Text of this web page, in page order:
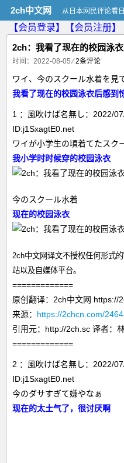
2ch中文网 从日本网民评论看
【会员登录】 【会员注册】
2ch：我看了现在的校园泳
时间：2022-08-05 ⁄2条评论
ワイ、今のスクール水着を見
我看了现在的校园泳衣后感到
1 ：風吹けば名無し：2022/
ID:j1SxagtE0.net
ワイが小学生の頃着てたスク
我小学时时候穿的校园泳衣
今のスクール水着
现在的校园泳衣
2ch中文网译文不授权任何形式
站以及自媒体平台。
=============
原创翻译：2ch中文网 https://
来源： https://2chcn.com/
引用元：http://2ch.sc 译者：
=============
2 ：風吹けば名無し：2022/
ID:j1SxagtE0.net
今のダサすぎて嫌やなぁ
现在的太土气了， 很讨厌啊